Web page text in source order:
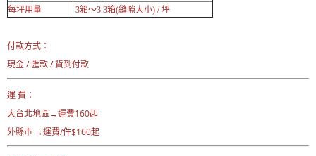
每坪用量
3箱～3.3箱(縫隙大小) / 坪
付款方式：
現金 / 匯款 / 貨到付款
運 費：
大台北地區→運費160起
外縣市 →運費/件$160起